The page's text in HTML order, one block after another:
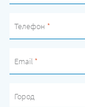
Телефон *
Email *
Город